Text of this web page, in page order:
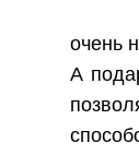
очень
А